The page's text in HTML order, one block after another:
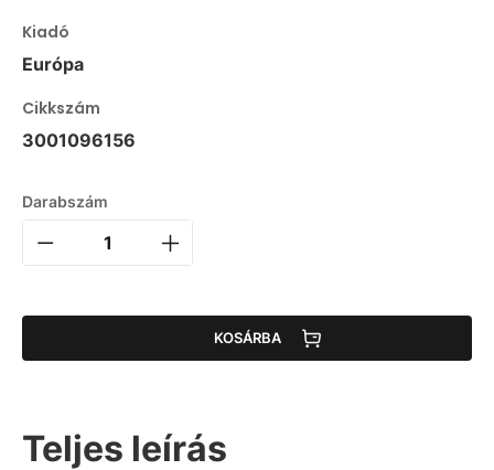
Kiadó
Európa
Cikkszám
3001096156
Darabszám
KOSÁRBA
Teljes leírás